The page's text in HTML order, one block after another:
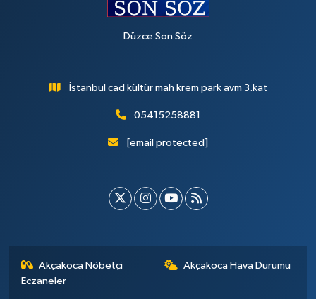
Düzce Son Söz
İstanbul cad kültür mah krem park avm 3.kat
05415258881
[email protected]
Akçakoca Nöbetçi
Eczaneler
Akçakoca Hava Durumu